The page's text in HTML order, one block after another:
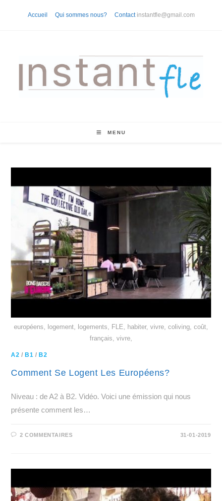
Accueil Qui sommes nous? Contact instantfle@gmail.com
MENU
européens, logement, logements, FLE, habiter, vivre, coliving, coût,
français, vivre,
A2 /B1 /B2
Comment Se Logent Les Européens?
Niveau : de A2 à B2. Vidéo. Voici une émission qui nous
présente comment les…
2 COMMENTAIRES 31-01-2019